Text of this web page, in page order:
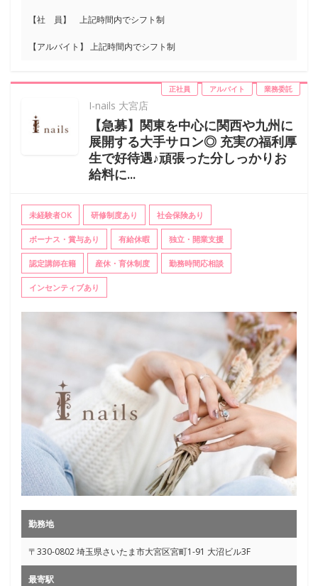
【社 員】 上記時間内でシフト制
【アルバイト】 上記時間内でシフト制
正社員 アルバイト 業務委託
I-nails 大宮店
【急募】関東を中心に関西や九州に
展開する大手サロン◎ 充実の福利厚
生で好待遇♪頑張った分しっかりお
給料に...
未経験者OK 研修制度あり 社会保険あり
ボーナス・賞与あり 有給休暇 独立・開業支援
認定講師在籍 産休・育休制度 勤務時間応相談
インセンティブあり
勤務地
〒330-0802 埼玉県さいたま市大宮区宮町1-91 大沼ビル3F
最寄駅